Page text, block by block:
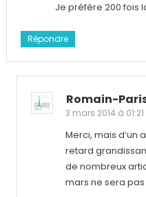
Je préfère 200 fois
Répondre
Romain-
3 mars 2014 à 01:21
Merci, mais d’un
retard
de nombreux
mars ne sera